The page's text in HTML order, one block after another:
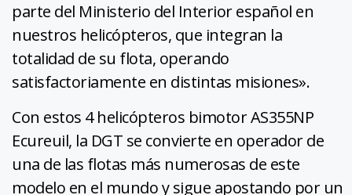
parte del Ministerio del Interior español en
nuestros helicópteros, que integran la
totalidad de su flota, operando
satisfactoriamente en distintas misiones».
Con estos 4 helicópteros bimotor AS355NP
Ecureuil, la DGT se convierte en operador de
una de las flotas más numerosas de este
modelo en el mundo y sigue apostando por un